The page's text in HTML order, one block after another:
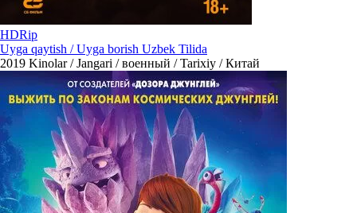
HDRip
Uyga qaytish / Uyga borish Uzbek Tilida
2019 Kinolar / Jangari / военный / Tarixiy / Китай